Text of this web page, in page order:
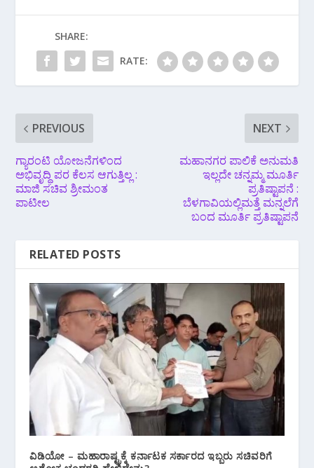
SHARE:
RATE:
PREVIOUS
ಗ್ಯಾರಂಟಿ ಯೋಜನೆಗಳಿಂದ
ಅಭಿವೃದ್ಧಿ ಪರ ಕೆಲಸ ಆಗುತ್ತಿಲ್ಲ :
ಮಾಜಿ ಸಚಿವ ಶ್ರೀಮಂತ
ಪಾಟೀಲ
NEXT
ಮಹಾನಗರ ಪಾಲಿಕೆ ಅನುಮತಿ
ಇಲ್ಲದೇ ಚನ್ನಮ್ಮ ಮೂರ್ತಿ
ಪ್ರತಿಷ್ಟಾಪನೆ :
ಬೆಳಗಾವಿಯಲ್ಲಿ‌ಮತ್ತೆ ಮನ್ನಲೆಗೆ
ಬಂದ ಮೂರ್ತಿ ಪ್ರತಿಷ್ಟಾಪನೆ
RELATED POSTS
ವಿಡಿಯೋ – ಮಹಾರಾಷ್ಟ್ರಕ್ಕೆ ಕರ್ನಾಟಕ ಸರ್ಕಾರದ ಇಬ್ಬರು ಸಚಿವರಿಗೆ